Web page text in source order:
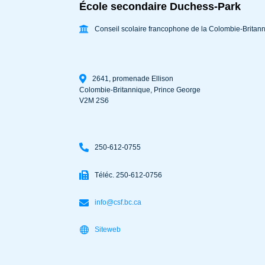
École secondaire Duchess-Park
Conseil scolaire francophone de la Colombie-
2641, promenade Ellison
Colombie-Britannique, Prince George
V2M 2S6
250-612-0755
Téléc. 250-612-0756
info@csf.bc.ca
Siteweb